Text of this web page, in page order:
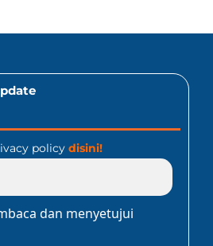
policy disini!
dan menyetujui